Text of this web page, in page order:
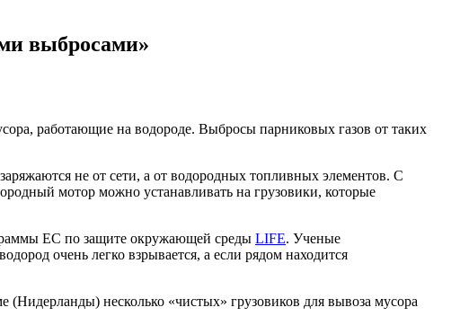
выбросами»
работающие на водороде. Выбросы парниковых газов от таких
не от сети, а от водородных топливных элементов. С
мотор можно устанавливать на грузовики, которые
ЕС по защите окружающей среды LIFE. Ученые
очень легко взрывается, а если рядом находится
(Нидерланды) несколько «чистых» грузовиков для вывоза мусора